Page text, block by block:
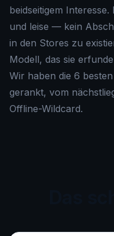
beidseitigem
und leise — kein
in den Stores zu
Modell, das sie
Wir haben die 6
gerankt, vom
Offline-Wildcard.